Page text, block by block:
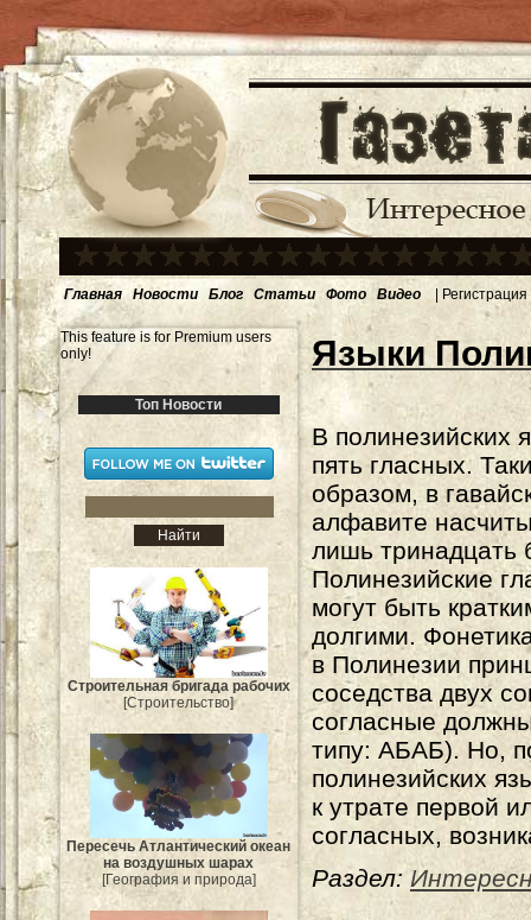
Главная Новости Блог Статьи Фото Видео | Регистрация
This feature is for Premium users
only!
Топ Новости
Строительная бригада рабочих
[Строительство]
Пересечь Атлантический океан
на воздушных шарах
[География и природа]
Языки
В полинезийских
пять гласных.
образом, в
алфавите
лишь тринадцать
Полинезийские
могут быть
долгими.
в Полинезии
соседства двух
согласные
типу: АБАБ). Но,
полинезийских
к утрате первой
согласных,
Раздел: